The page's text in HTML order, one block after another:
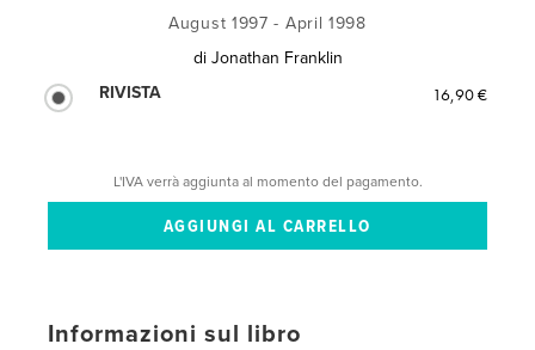
August 1997 - April 1998
di Jonathan Franklin
RIVISTA
16,90 €
L'IVA verrà aggiunta al momento del pagamento.
Informazioni sul libro